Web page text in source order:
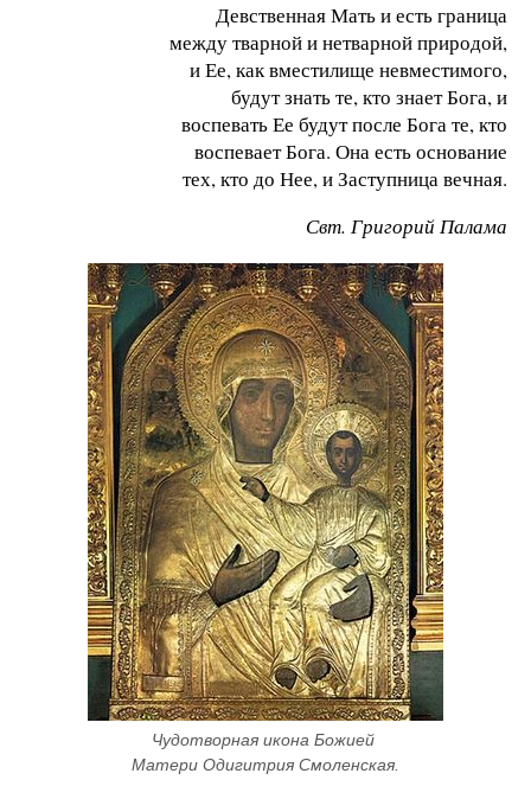
Девственная Мать и есть граница
между тварной и нетварной природой,
и Ее, как вместилище невместимого,
будут знать те, кто знает Бога, и
воспевать Ее будут после Бога те, кто
воспевает Бога. Она есть основание
тех, кто до Нее, и Заступница вечная.
Свт. Григорий Палама
Чудотворная икона Божией
Матери Одигитрия Смоленская.